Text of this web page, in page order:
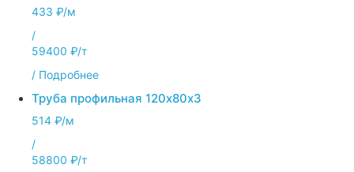
433 ₽/м
/
59400 ₽/т
/ Подробнее
Труба профильная 120х80х3
514 ₽/м
/
58800 ₽/т